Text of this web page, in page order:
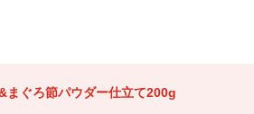
まぐろ節パウダー仕立て200g